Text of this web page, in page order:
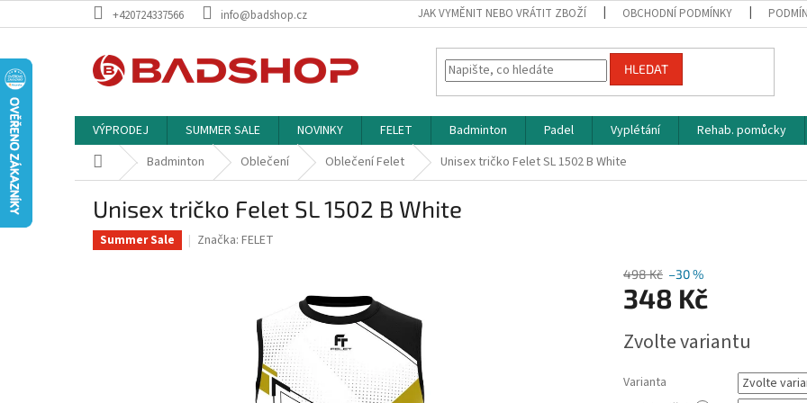
na
+420724337566 info@badshop.cz JAK VYMĚNIT NEBO VRÁTIT ZBOŽÍ OBCHODNÍ PODMÍNKY
HLEDAT
VÝPRODEJ SUMMER SALE NOVINKY FELET Badminton Padel Vyplétání Rehab. pomůcky
Domů Badminton Oblečení Oblečení Felet Unisex tričko Felet SL 1502 B White
Unisex tričko Felet SL 1502 B White
Summer Sale Značka: FELET
498 Kč –30 %
348 Kč
cena:
Zvolte variantu
Varianta